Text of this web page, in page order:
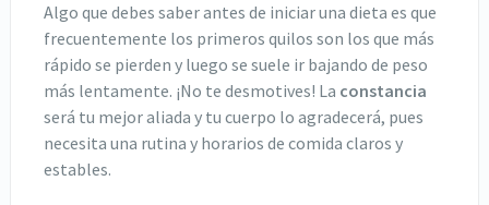
Algo que debes saber antes de iniciar una dieta es que
frecuentemente los primeros quilos son los que más
rápido se pierden y luego se suele ir bajando de peso
más lentamente. ¡No te desmotives! La constancia
será tu mejor aliada y tu cuerpo lo agradecerá, pues
necesita una rutina y horarios de comida claros y
estables.